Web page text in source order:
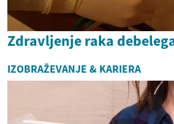
Zdravljenje raka
IZOBRAŽEVANJE & KARIERA